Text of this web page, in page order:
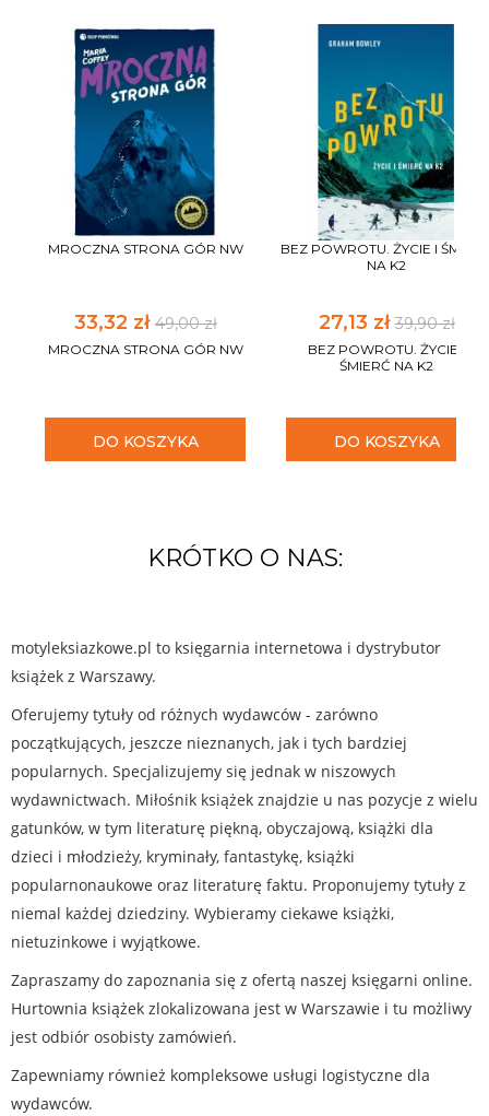
MROCZNA STRONA GÓR NW
33,32 zł49,00 zł
MROCZNA STRONA GÓR NW
DO KOSZYKA
BEZ POWROTU. ŻYCIE I
NA K2
27,13 zł39,90 zł
BEZ POWROTU. ŻYCIE I
ŚMIERĆ NA K2
DO KOSZYKA
KRÓTKO O NAS:
motyleksiazkowe.pl to księgarnia internetowa i dystrybutor
książek z Warszawy.
Oferujemy tytuły od różnych wydawców - zarówno
początkujących, jeszcze nieznanych, jak i tych bardziej
popularnych. Specjalizujemy się jednak w niszowych
wydawnictwach. Miłośnik książek znajdzie u nas pozycje z wielu
gatunków, w tym literaturę piękną, obyczajową, książki dla
dzieci i młodzieży, kryminały, fantastykę, książki
popularnonaukowe oraz literaturę faktu. Proponujemy tytuły z
niemal każdej dziedziny. Wybieramy ciekawe książki,
nietuzinkowe i wyjątkowe.
Zapraszamy do zapoznania się z ofertą naszej księgarni online.
Hurtownia książek zlokalizowana jest w Warszawie i tu możliwy
jest odbiór osobisty zamówień.
Zapewniamy również kompleksowe usługi logistyczne dla
wydawców.